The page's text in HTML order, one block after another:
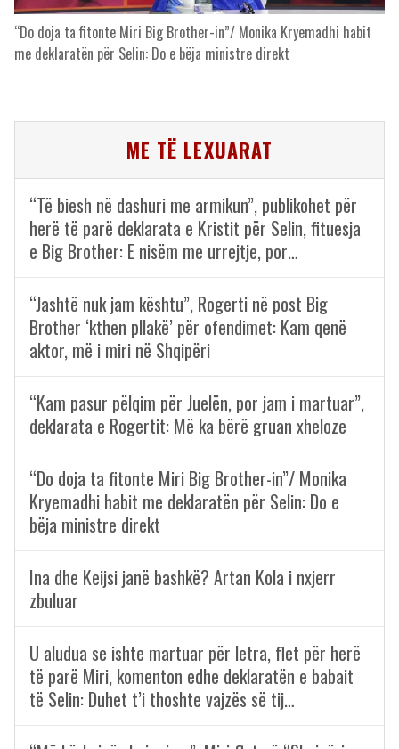
“Do doja ta fitonte Miri Big Brother-in”/ Monika Kryemadhi habit
me deklaratën për Selin: Do e bëja ministre direkt
ME TË LEXUARAT
“Të biesh në dashuri me armikun”, publikohet për
herë të parë deklarata e Kristit për Selin, fituesja
e Big Brother: E nisëm me urrejtje, por…
“Jashtë nuk jam kështu”, Rogerti në post Big
Brother ‘kthen pllakë’ për ofendimet: Kam qenë
aktor, më i miri në Shqipëri
“Kam pasur pëlqim për Juelën, por jam i martuar”,
deklarata e Rogertit: Më ka bërë gruan xheloze
“Do doja ta fitonte Miri Big Brother-in”/ Monika
Kryemadhi habit me deklaratën për Selin: Do e
bëja ministre direkt
Ina dhe Keijsi janë bashkë? Artan Kola i nxjerr
zbuluar
U aludua se ishte martuar për letra, flet për herë
të parë Miri, komenton edhe deklaratën e babait
të Selin: Duhet t’i thoshte vajzës së tij…